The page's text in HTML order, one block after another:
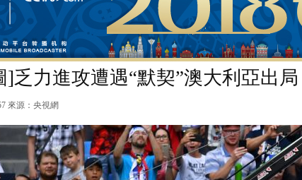
]乏力進攻遭遇“默契”澳大利亞出局
來源： 央視網